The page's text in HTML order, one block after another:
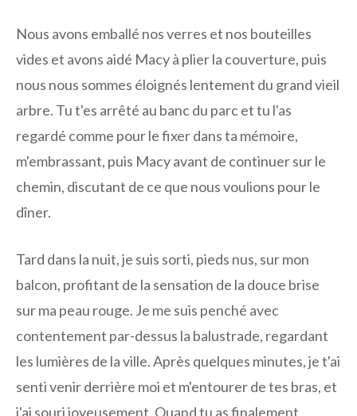
Nous avons emballé nos verres et nos bouteilles
vides et avons aidé Macy à plier la couverture, puis
nous nous sommes éloignés lentement du grand vieil
arbre. Tu t'es arrêté au banc du parc et tu l'as
regardé comme pour le fixer dans ta mémoire,
m'embrassant, puis Macy avant de continuer sur le
chemin, discutant de ce que nous voulions pour le
dîner.
Tard dans la nuit, je suis sorti, pieds nus, sur mon
balcon, profitant de la sensation de la douce brise
sur ma peau rouge. Je me suis penché avec
contentement par-dessus la balustrade, regardant
les lumières de la ville. Après quelques minutes, je t'ai
senti venir derrière moi et m'entourer de tes bras, et
j'ai souri joyeusement. Quand tu as finalement